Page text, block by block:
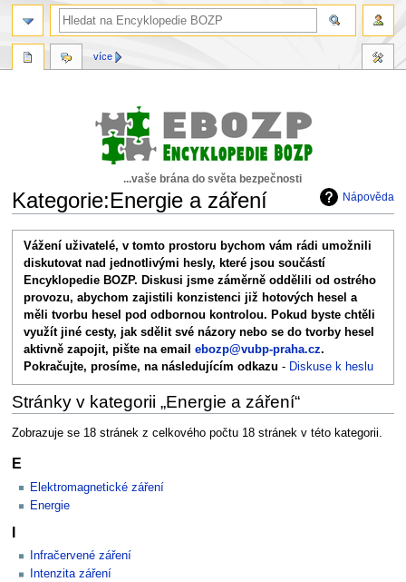
...vaše brána do světa bezpečnosti
Nápověda
Kategorie:Energie a záření
Skočit
Skočit
Vážení uživatelé, v tomto prostoru bychom vám rádi umožnili
diskutovat nad jednotlivými hesly, které jsou součástí
Encyklopedie BOZP. Diskusi jsme záměrně oddělili od ostrého
provozu, abychom zajistili konzistenci již hotových hesel a
měli tvorbu hesel pod odbornou kontrolou. Pokud byste chtěli
využít jiné cesty, jak sdělit své názory nebo se do tvorby hesel
aktivně zapojit, pište na emailebozp@vubp-praha.cz.
Pokračujte, prosíme, na následujícím odkazu - Diskuse k heslu
Stránky v kategorii „Energie a záření“
Zobrazuje se 18 stránek z celkového počtu 18 stránek v této kategorii.
E
Elektromagnetické záření
Energie
I
Infračervené záření
Intenzita záření
více